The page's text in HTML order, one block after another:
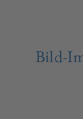
Bild-